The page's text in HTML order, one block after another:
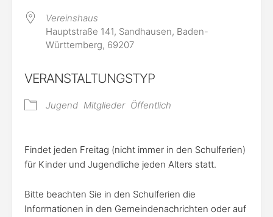
Vereinshaus
Hauptstraße 141, Sandhausen, Baden-
Württemberg, 69207
VERANSTALTUNGSTYP
Jugend Mitglieder Öffentlich
Findet jeden Freitag (nicht immer in den Schulferien)
für Kinder und Jugendliche jeden Alters statt.
Bitte beachten Sie in den Schulferien die
Informationen in den Gemeindenachrichten oder auf